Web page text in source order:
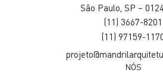
São Paulo, SP –
(11) 3667-8201
(11) 97159-
NÓS